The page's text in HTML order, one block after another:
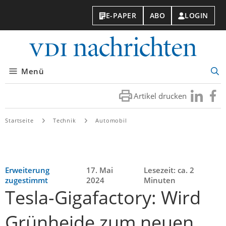
E-PAPER ABO LOGIN
Menü
Artikel drucken Besuchen
Sie
Sie
Startseite Technik Automobil
Erweiterung
zugestimmt
17. Mai
2024
Lesezeit: ca. 2
Minuten
Tesla-Gigafactory: Wird